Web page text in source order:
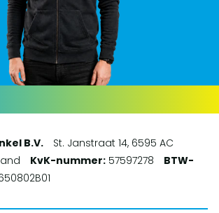
B.V.
St. Janstraat 14, 6595 AC
KvK-nummer: 57597278
BTW-